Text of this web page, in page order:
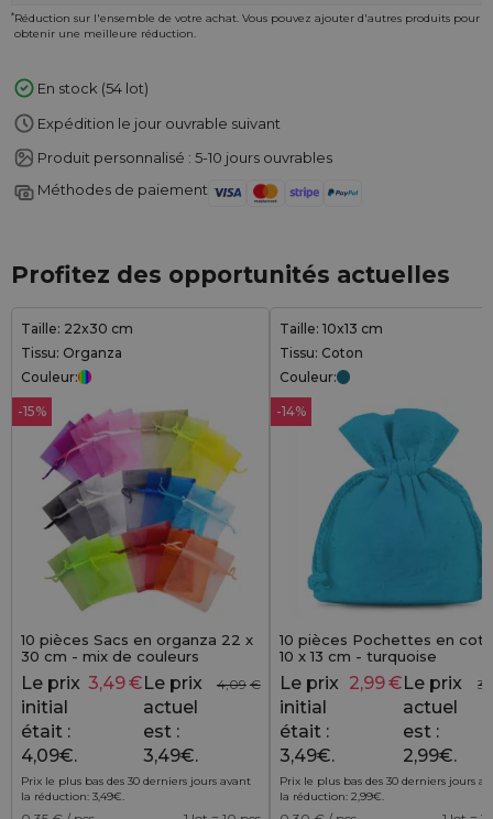
*Réduction sur l'ensemble de votre achat. Vous pouvez ajouter d'autres produits pour
obtenir une meilleure réduction.
En stock (54 lot)
Expédition le jour ouvrable suivant
Produit personnalisé : 5-10 jours ouvrables
Méthodes de paiement
Profitez des opportunités actuelles
Taille: 22x30 cm
Tissu: Organza
Couleur:
-15%
10 pièces Sacs en organza 22 x
30 cm - mix de couleurs
4,09 €
Le prix
initial
était :
4,09€.
3,49€Le prix
actuel
est :
3,49€.
Prix le plus bas des 30 derniers jours avant
la réduction: 3,49€.
Taille: 10x13 cm
Tissu: Coton
Couleur:
-14%
10 pièces Pochettes en
10 x 13 cm - turquoise
Le prix
initial
était :
3,49€.
2,99€Le prix
actuel
est :
2,99€.
Prix le plus bas des 30 derniers jours
la réduction: 2,99€.